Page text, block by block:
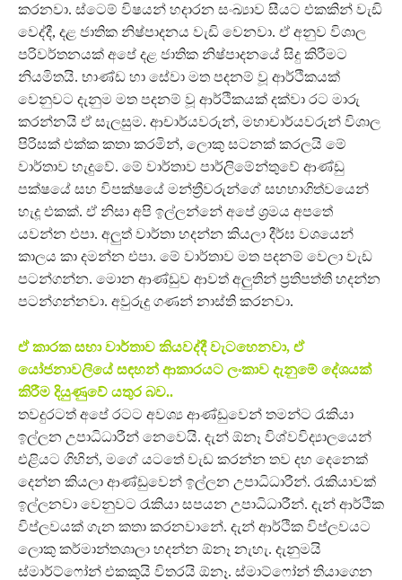
කරනවා. ස්ටෙම් විෂයන් හදාරන සංඛ්‍යාව සීයට එකකින් වැඩි
වෙද්දී, දළ ජාතික නිෂ්පාදනය වැඩි වෙනවා. ඒ අනුව විශාල
පරිවර්තනයක් අපේ දළ ජාතික නිෂ්පාදනයේ සිදු කිරීමට
නියමිතයි. භාණ්ඩ හා සේවා මත පදනම් වූ ආර්ථිකයක්
වෙනුවට දැනුම මත පදනම් වූ ආර්ථිකයක් දක්වා රට මාරු
කරන්නයි ඒ සැලසුම. ආචාර්යවරුන්, මහාචාර්යවරුන් විශාල
පිරිසක් එක්ක කතා කරමින්, ලොකු සටනක් කරලයි මේ
වාර්තාව හැදුවේ. මේ වාර්තාව පාර්ලිමේන්තුවේ ආණ්ඩු
පක්ෂයේ සහ විපක්ෂයේ මන්ත්‍රීවරුන්ගේ සහභාගිත්වයෙන්
හැදූ එකක්. ඒ නිසා අපි ඉල්ලන්නේ අපේ ශ්‍රමය අපතේ
යවන්න එපා. අලුත් වාර්තා හදන්න කියලා දීර්ඝ වශයෙන්
කාලය කා දමන්න එපා. මේ වාර්තාව මත පදනම් වෙලා වැඩ
පටන්ගන්න. මොන ආණ්ඩුව ආවත් අලුතින් ප්‍රතිපත්ති හදන්න
පටන්ගන්නවා. අවුරුදු ගණන් නාස්ති කරනවා.
ඒ කාරක සභා වාර්තාව කියවද්දී වැටහෙනවා, ඒ
යෝජනාවලියේ සඳහන් ආකාරයට ලංකාව දැනුමේ දේශයක්
කිරීම දියුණුවේ යතුර බව..
තවදුරටත් අපේ රටට අවශ්‍ය ආණ්ඩුවෙන් තමන්ට රැකියා
ඉල්ලන උපාධිධාරීන් නෙවෙයි. දැන් ඕනෑ විශ්වවිද්‍යාලයෙන්
එළියට ගිහින්, මගේ යටතේ වැඩ කරන්න තව දහ දෙනෙක්
දෙන්න කියලා ආණ්ඩුවෙන් ඉල්ලන උපාධිධාරීන්. රැකියාවක්
ඉල්ලනවා වෙනුවට රැකියා සපයන උපාධිධාරීන්. දැන් ආර්ථික
විප්ලවයක් ගැන කතා කරනවානේ. දැන් ආර්ථික විප්ලවයට
ලොකු කර්මාන්තශාලා හදන්න ඕනෑ නැහැ. දැනුමයි
ස්මාර්ට්ෆෝන් එකකුයි විතරයි ඕනෑ. ස්මාට්ෆෝන් තියාගෙන